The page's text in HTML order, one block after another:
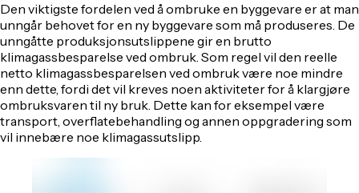
Den viktigste fordelen ved å ombruke en byggevare er at man
unngår behovet for en ny byggevare som må produseres. De
unngåtte produksjonsutslippene gir en brutto
klimagassbesparelse ved ombruk. Som regel vil den reelle
netto klimagassbesparelsen ved ombruk være noe mindre
enn dette, fordi det vil kreves noen aktiviteter for å klargjøre
ombruksvaren til ny bruk. Dette kan for eksempel være
transport, overflatebehandling og annen oppgradering som
vil innebære noe klimagassutslipp.